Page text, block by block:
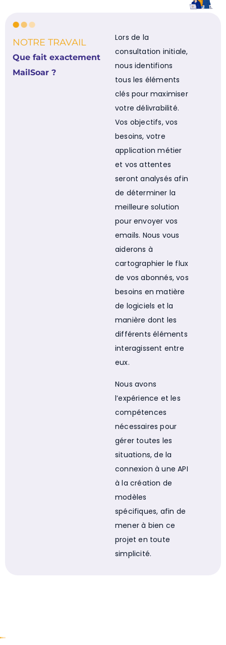
NOTRE TRAVAIL
Que fait exactement
MailSoar ?
Lors de la
consultation initiale,
nous identifions
tous les éléments
clés pour maximiser
votre délivrabilité.
Vos objectifs, vos
besoins, votre
application métier
et vos attentes
seront analysés afin
de déterminer la
meilleure solution
pour envoyer vos
emails. Nous vous
aiderons à
cartographier le flux
de vos abonnés, vos
besoins en matière
de logiciels et la
manière dont les
différents éléments
interagissent entre
eux.
Nous avons
l’expérience et les
compétences
nécessaires pour
gérer toutes les
situations, de la
connexion à une API
à la création de
modèles
spécifiques, afin de
mener à bien ce
projet en toute
simplicité.